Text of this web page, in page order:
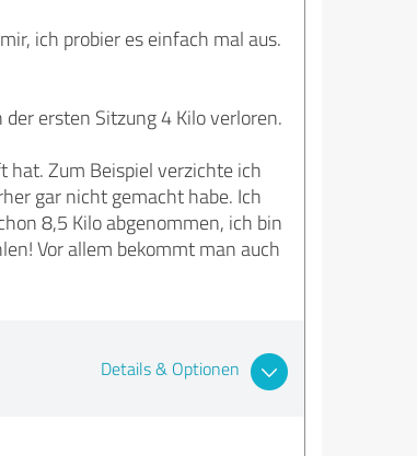
ich probier es einfach mal aus.
ersten Sitzung 4 Kilo verloren.
hat. Zum Beispiel verzichte ich
gar nicht gemacht habe. Ich
8,5 Kilo abgenommen, ich bin
Vor allem bekommt man auch
Details & Optionen